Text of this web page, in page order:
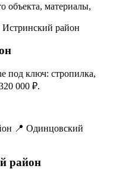
объекта, материалы,
Истринский район
под ключ: стропилка,
000 ₽.
📍 Одинцовский
район